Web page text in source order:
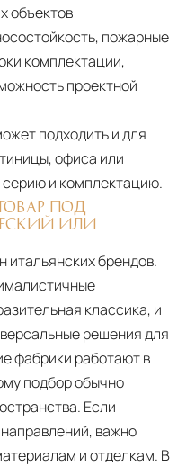
объектов
пожарные
комплектации,
проектной
подходить и для
офиса или
серию и комплектацию.
ПОД
ИЛИ
итальянских брендов.
классика, и
решения для
фабрики работают в
подбор обычно
Если
важно
и отделкам. В